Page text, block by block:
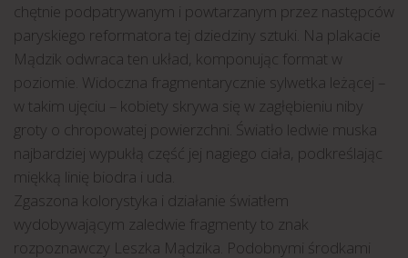
chętnie podpatrywanym i powtarzanym przez następców
paryskiego reformatora tej dziedziny sztuki. Na plakacie
Mądzik odwraca ten układ, komponując format w
poziomie. Widoczna fragmentarycznie sylwetka leżącej –
w takim ujęciu – kobiety skrywa się w zagłębieniu niby
groty o chropowatej powierzchni. Światło ledwie muska
najbardziej wypukłą część jej nagiego ciała, podkreślając
miękką linię biodra i uda.
Zgaszona kolorystyka i działanie światłem
wydobywającym zaledwie fragmenty to znak
rozpoznawczy Leszka Mądzika. Podobnymi środkami